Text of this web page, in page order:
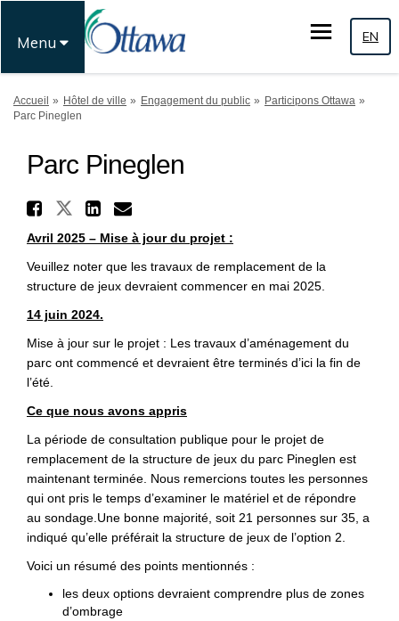
Menu EN
Vous êtes ici:
Accueil Hôtel de ville Engagement du public
Participons Ottawa
Parc Pineglen
Parc Pineglen
Partager Parc Pineglen sur
Partager Parc Pineglen sur
Partager Parc Pineglen
Courriel Parc Pineglen
Avril 2025 – Mise à jour du projet :
Veuillez noter que les travaux de remplacement de la
structure de jeux devraient commencer en mai 2025.
14 juin 2024.
Mise à jour sur le projet : Les travaux d’aménagement du
parc ont commencé et devraient être terminés d’ici la fin de
l’été.
Ce que nous avons appris
La période de consultation publique pour le projet de
remplacement de la structure de jeux du parc Pineglen est
maintenant terminée. Nous remercions toutes les personnes
qui ont pris le temps d’examiner le matériel et de répondre
au sondage.Une bonne majorité, soit 21 personnes sur 35, a
indiqué qu’elle préférait la structure de jeux de l’option 2.
Voici un résumé des points mentionnés :
les deux options devraient comprendre plus de zones
d’ombrage